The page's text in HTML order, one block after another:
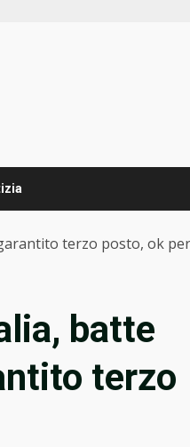
terzo posto, ok
batte
terzo